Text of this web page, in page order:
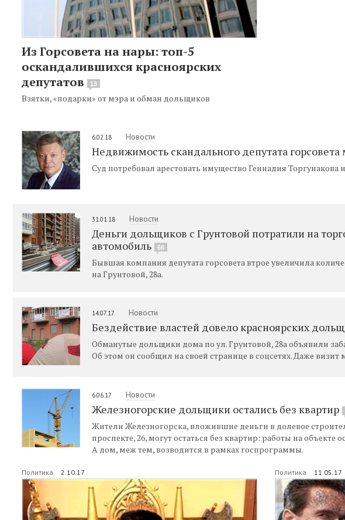
Из Горсовета на нары: топ-5
оскандалившихся красноярских
депутатов
13
Взятки, «подарки» от мэра и обман дольщиков
6.02.18 Новости
Недвижимость скандального депутата горсовета
Суд потребовал арестовать имущество Геннадия Торгунакова
31.01.18 Новости
Деньги дольщиков с Грунтовой потратили на
автомобиль
66
Бывшая компания депутата горсовета втрое увеличила
на Грунтовой, 28а.
14.07.17 Новости
Бездействие властей довело красноярских
Обманутые дольщики дома по ул. Грунтовой, 28а объявили
Об этом он сообщил на своей странице в соцсетях. Даже
6.06.17 Новости
Железногорские дольщики остались без квартир
Жители Железногорска, вложившие деньги в долевое
проспекте, 26, могут остаться без квартир: работы на объекте
А дом, меж тем, возводится в рамках госпрограммы.
Политика 2.10.17 Политика 11.05.17